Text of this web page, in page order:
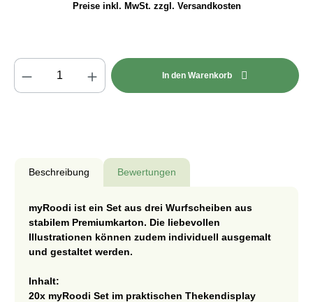
Preise inkl. MwSt. zzgl. Versandkosten
Produkt Anzahl: Gib den gewünschten
In den Warenkorb
Beschreibung Bewertungen
myRoodi ist ein Set aus drei Wurfscheiben aus
stabilem Premiumkarton. Die liebevollen
Illustrationen können zudem individuell ausgemalt
und gestaltet werden.
Inhalt:
20x myRoodi Set im praktischen Thekendisplay